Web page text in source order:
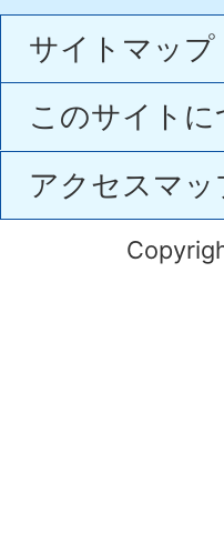
サイトマップ
このサイトに
アクセスマッ